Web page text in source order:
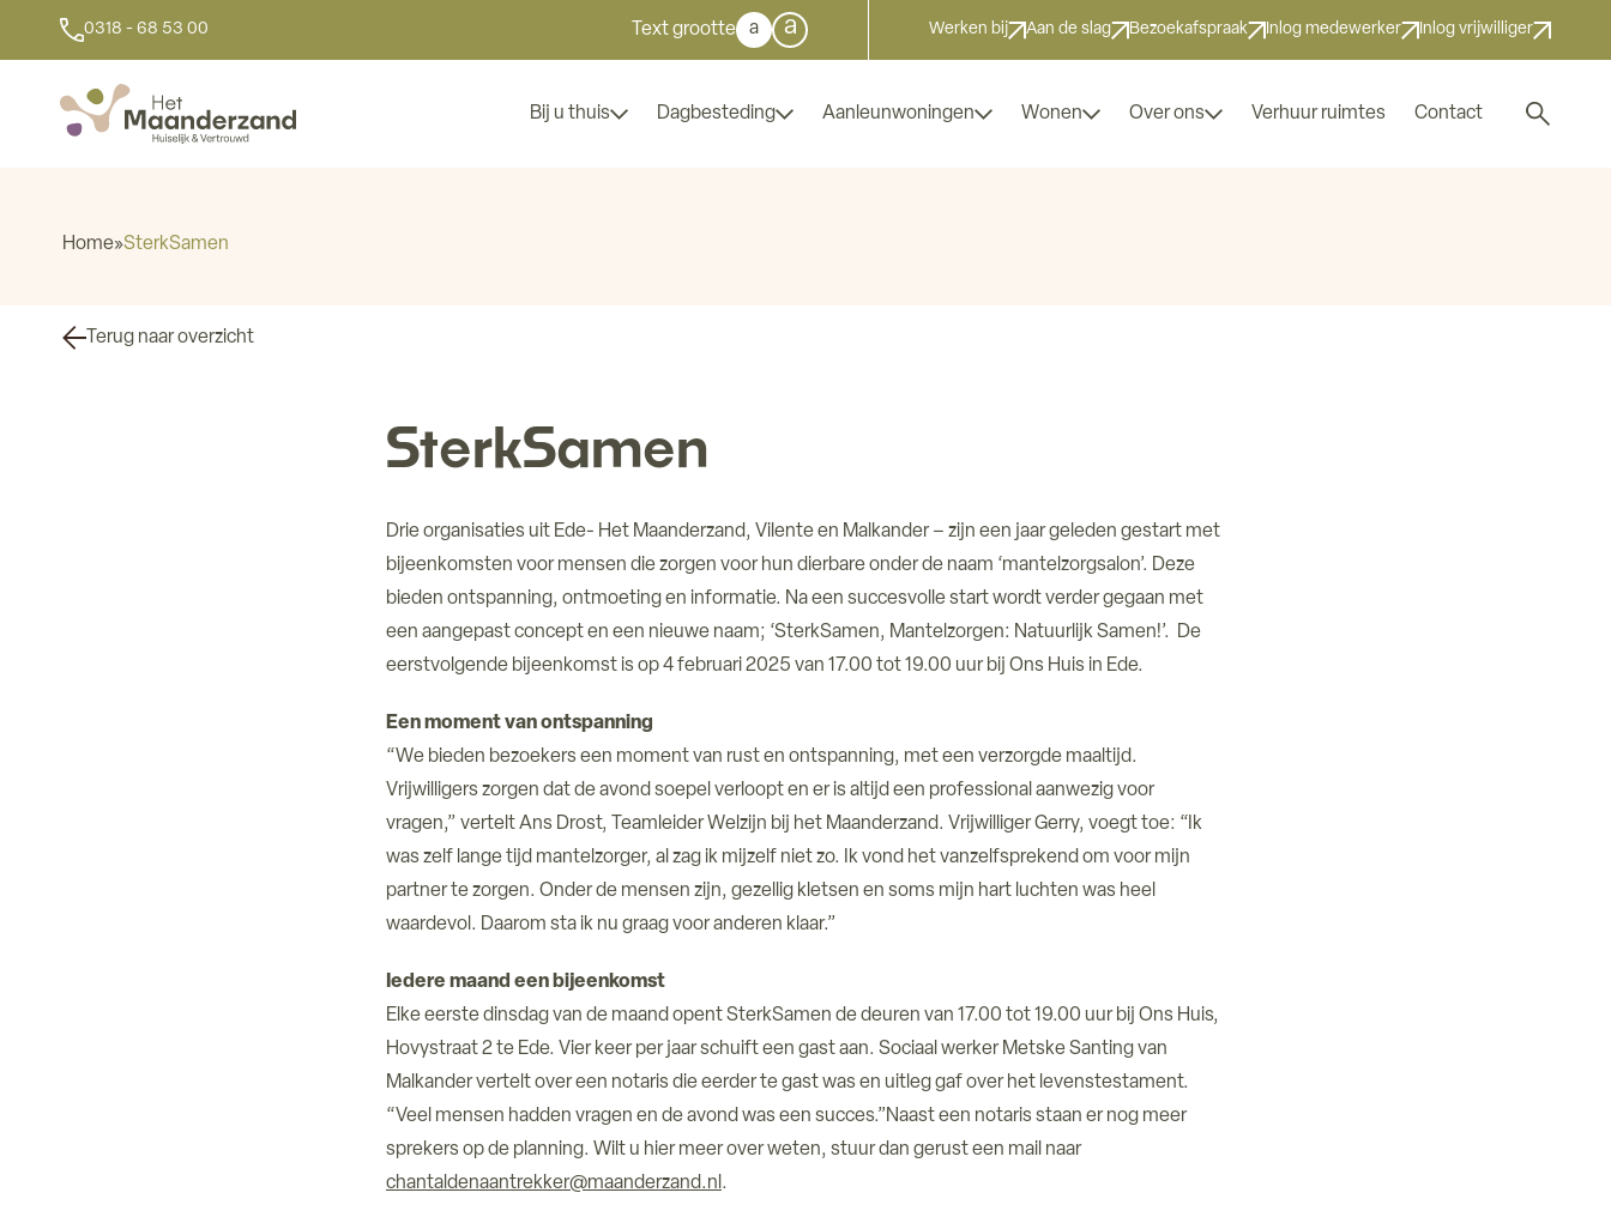
0318 - 68 53 00 Text grootte a a Werken bij Aan de slag Bezoekafspraak Inlog medewerker Inlog vrijwilliger
Bij u thuis Dagbesteding Aanleunwoningen Wonen Over ons Verhuur ruimtes Contact
Zoek
Home»SterkSamen
Terug naar overzicht
SterkSamen
Drie organisaties uit Ede- Het Maanderzand, Vilente en Malkander – zijn een jaar geleden gestart met
bijeenkomsten voor mensen die zorgen voor hun dierbare onder de naam ‘mantelzorgsalon’. Deze
bieden ontspanning, ontmoeting en informatie. Na een succesvolle start wordt verder gegaan met
een aangepast concept en een nieuwe naam; ‘SterkSamen, Mantelzorgen: Natuurlijk Samen!’. De
eerstvolgende bijeenkomst is op 4 februari 2025 van 17.00 tot 19.00 uur bij Ons Huis in Ede.
Een moment van ontspanning
“We bieden bezoekers een moment van rust en ontspanning, met een verzorgde maaltijd.
Vrijwilligers zorgen dat de avond soepel verloopt en er is altijd een professional aanwezig voor
vragen,” vertelt Ans Drost, Teamleider Welzijn bij het Maanderzand. Vrijwilliger Gerry, voegt toe: “Ik
was zelf lange tijd mantelzorger, al zag ik mijzelf niet zo. Ik vond het vanzelfsprekend om voor mijn
partner te zorgen. Onder de mensen zijn, gezellig kletsen en soms mijn hart luchten was heel
waardevol. Daarom sta ik nu graag voor anderen klaar.”
Iedere maand een bijeenkomst
Elke eerste dinsdag van de maand opent SterkSamen de deuren van 17.00 tot 19.00 uur bij Ons Huis,
Hovystraat 2 te Ede. Vier keer per jaar schuift een gast aan. Sociaal werker Metske Santing van
Malkander vertelt over een notaris die eerder te gast was en uitleg gaf over het levenstestament.
“Veel mensen hadden vragen en de avond was een succes.”Naast een notaris staan er nog meer
sprekers op de planning. Wilt u hier meer over weten, stuur dan gerust een mail naar
chantaldenaantrekker@maanderzand.nl .